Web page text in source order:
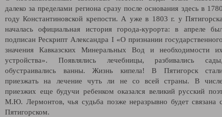
далеко за пределами региона сразу после основания здесь в
году Константиновской крепости. А уже в 1803 г. у
началась официальная история города-курорта: в апреле
подписан Рескрипт Александра I «О признании
значения Кавказских Минеральных Вод и необходимости
устройства». Появлялись лечебницы, разбивались
обустраивались ванны. Жизнь кипела! В Пятигорск
приезжать на лечение чуть ли не со всей страны. В
приезжих еще будучи ребенком оказался великий русский
М.Ю. Лермонтов, чья судьба позже неразрывно будет связана
Пятигорском.